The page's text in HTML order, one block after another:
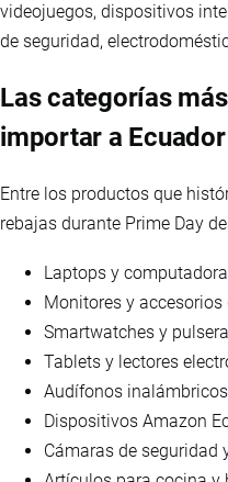
videojuegos, dispositivos
de seguridad,
Las categorías
importar a Ecuador
Entre los productos que
rebajas durante Prime Day
Laptops y
Monitores y accesorios
Smartwatches y
Tablets y lectores
Audífonos
Dispositivos Amazon
Cámaras de seguridad